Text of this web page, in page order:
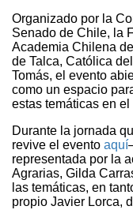
Organizado por la
Senado de Chile, la
Academia Chilena
de Talca, Católica
Tomás, el evento
como un espacio
estas temáticas en
Durante la jornada
revive el evento aquí
representada por la
Agrarias, Gilda
las temáticas, en
propio Javier Lorca,